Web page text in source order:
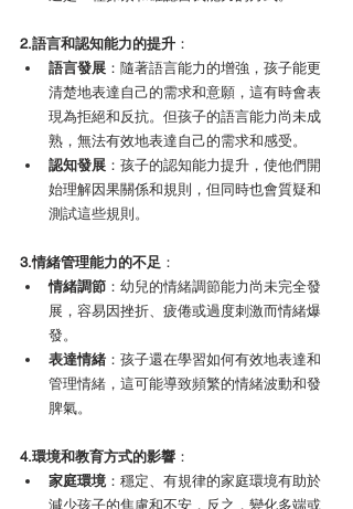
2.語言和認知能力的提升 ：
語言發展 ：隨著語言能力的增強，孩子能更
清楚地表達自己的需求和意願，這有時會表
現為拒絕和反抗。但孩子的語言能力尚未成
熟，無法有效地表達自己的需求和感受。
認知發展 ：孩子的認知能力提升，使他們開
始理解因果關係和規則，但同時也會質疑和
測試這些規則。
3.情緒管理能力的不足 ：
情緒調節 ：幼兒的情緒調節能力尚未完全發
展，容易因挫折、疲倦或過度刺激而情緒爆
發。
表達情緒 ：孩子還在學習如何有效地表達和
管理情緒，這可能導致頻繁的情緒波動和發
脾氣。
4.環境和教育方式的影響 ：
家庭環境 ：穩定、有規律的家庭環境有助於
減少孩子的焦慮和不安，反之，變化多端或